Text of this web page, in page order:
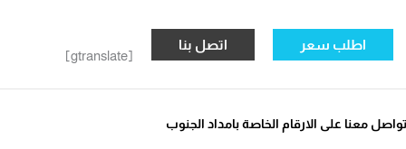
اطلب سعر اتصل بنا
[gtranslate]
تواصل معنا على الارقام الخاصة بامداد الجنوب